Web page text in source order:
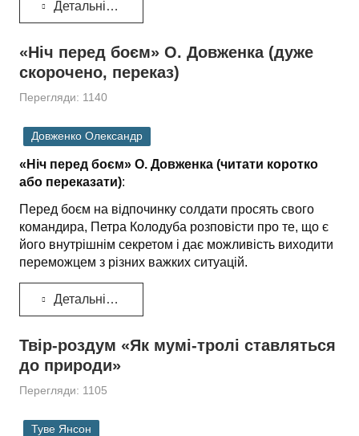
Детальніше...
«Ніч перед боєм» О. Довженка (дуже
скорочено, переказ)
Перегляди: 1140
Довженко Олександр
«Ніч перед боєм» О. Довженка (читати коротко
або переказати):
Перед боєм на відпочинку солдати просять свого
командира, Петра Колодуба розповісти про те, що є
його внутрішнім секретом і дає можливість виходити
переможцем з різних важких ситуацій.
Детальніше...
Твір-роздум «Як мумі-тролі ставляться
до природи»
Перегляди: 1105
Туве Янсон